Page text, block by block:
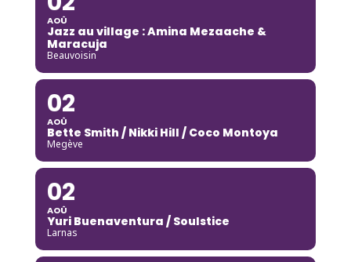
AOÛ
Jazz au village : Amina Mezaache &
Maracuja
Beauvoisin
02
AOÛ
Bette Smith / Nikki Hill / Coco Montoya
Megève
02
AOÛ
Yuri Buenaventura / Soulstice
Larnas